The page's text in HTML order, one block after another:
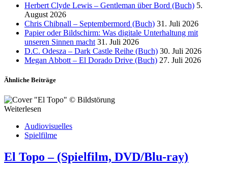
Herbert Clyde Lewis – Gentleman über Bord (Buch) 5.
August 2026
Chris Chibnall – Septembermord (Buch) 31. Juli 2026
Papier oder Bildschirm: Was digitale Unterhaltung mit
unseren Sinnen macht 31. Juli 2026
D.C. Odesza – Dark Castle Reihe (Buch) 30. Juli 2026
Megan Abbott – El Dorado Drive (Buch) 27. Juli 2026
Ähnliche Beiträge
Weiterlesen
Audiovisuelles
Spielfilme
El Topo – (Spielfilm, DVD/Blu-ray)